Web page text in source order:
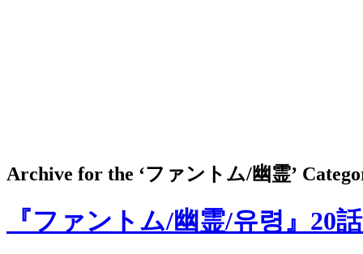
Archive for the ‘ファントム/幽霊’
『ファントム/幽霊/유령』20